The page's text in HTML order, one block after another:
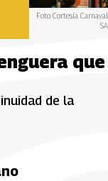
Foto Cortesía Carnaval
SA
que
de la